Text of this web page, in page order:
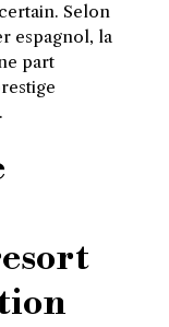
Selon
espagnol, la
part